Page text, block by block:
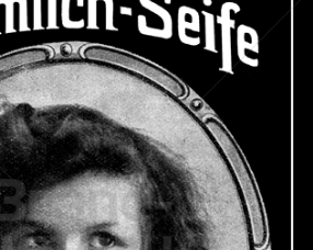
STECKENPFERD-SEIFE